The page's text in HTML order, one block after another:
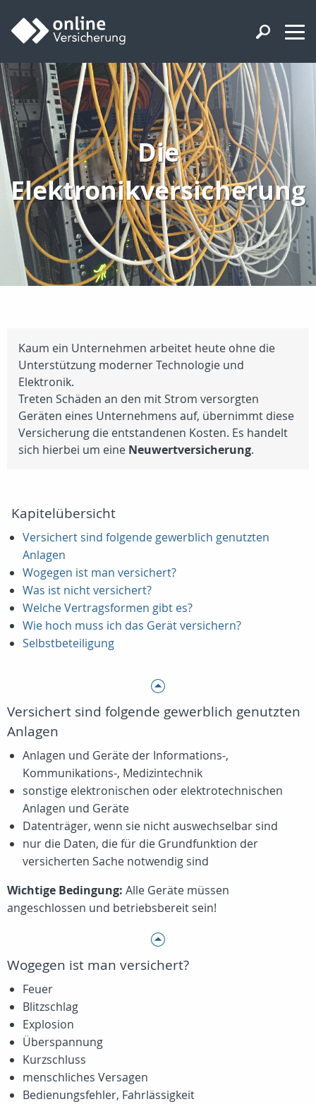
Die
Elektronikversicherung
Kaum ein Unternehmen arbeitet heute ohne die
Unterstützung moderner Technologie und
Elektronik.
Treten Schäden an den mit Strom versorgten
Geräten eines Unternehmens auf, übernimmt diese
Versicherung die entstandenen Kosten. Es handelt
sich hierbei um eine Neuwertversicherung.
Kapitelübersicht
Versichert sind folgende gewerblich genutzten
Anlagen
Wogegen ist man versichert?
Was ist nicht versichert?
Welche Vertragsformen gibt es?
Wie hoch muss ich das Gerät versichern?
Selbstbeteiligung
Versichert sind folgende gewerblich genutzten
Anlagen
Anlagen und Geräte der Informations-,
Kommunikations-, Medizintechnik
sonstige elektronischen oder elektrotechnischen
Anlagen und Geräte
Datenträger, wenn sie nicht auswechselbar sind
nur die Daten, die für die Grundfunktion der
versicherten Sache notwendig sind
Wichtige Bedingung: Alle Geräte müssen
angeschlossen und betriebsbereit sein!
Wogegen ist man versichert?
Feuer
Blitzschlag
Explosion
Überspannung
Kurzschluss
menschliches Versagen
Bedienungsfehler, Fahrlässigkeit